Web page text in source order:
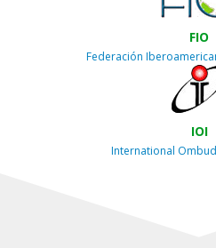
FIO
Federación
IOI
International